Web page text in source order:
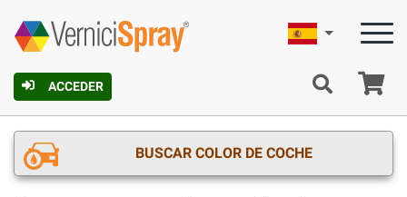
ACCEDER
Español
BUSCAR COLOR DE COCHE